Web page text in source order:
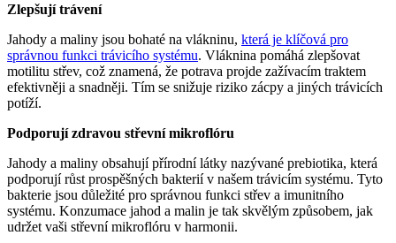
Zlepšují trávení
Jahody a maliny jsou bohaté na vlákninu, která je klíčová pro
správnou funkci trávicího systému. Vláknina pomáhá zlepšovat
motilitu střev, což znamená, že potrava projde zažívacím traktem
efektivněji a snadněji. Tím se snižuje riziko zácpy a jiných trávicích
potíží.
Podporují zdravou střevní mikroflóru
Jahody a maliny obsahují přírodní látky nazývané prebiotika, která
podporují růst prospěšných bakterií v našem trávicím systému. Tyto
bakterie jsou důležité pro správnou funkci střev a imunitního
systému. Konzumace jahod a malin je tak skvělým způsobem, jak
udržet vaši střevní mikroflóru v harmonii.